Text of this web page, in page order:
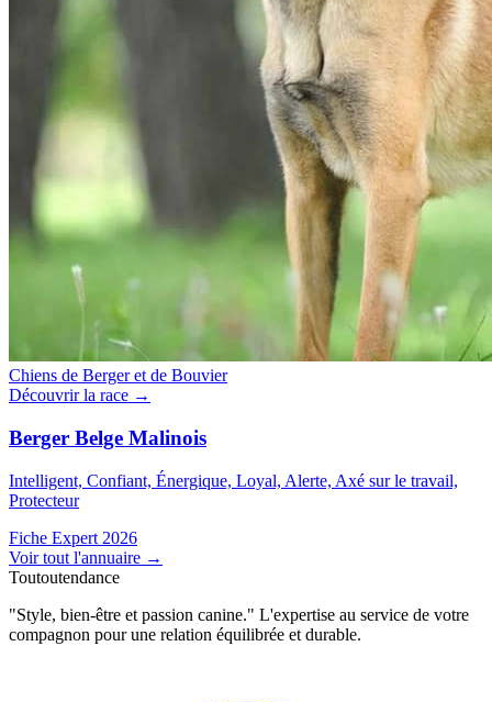
Chiens de Berger et de Bouvier
Découvrir la race →
Berger Belge Malinois
Intelligent, Confiant, Énergique, Loyal, Alerte, Axé sur le travail,
Protecteur
Fiche Expert 2026
Voir tout l'annuaire →
Toutoutendance
"Style, bien-être et passion canine." L'expertise au service de votre
compagnon pour une relation équilibrée et durable.